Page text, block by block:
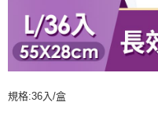
規格:36入/盒